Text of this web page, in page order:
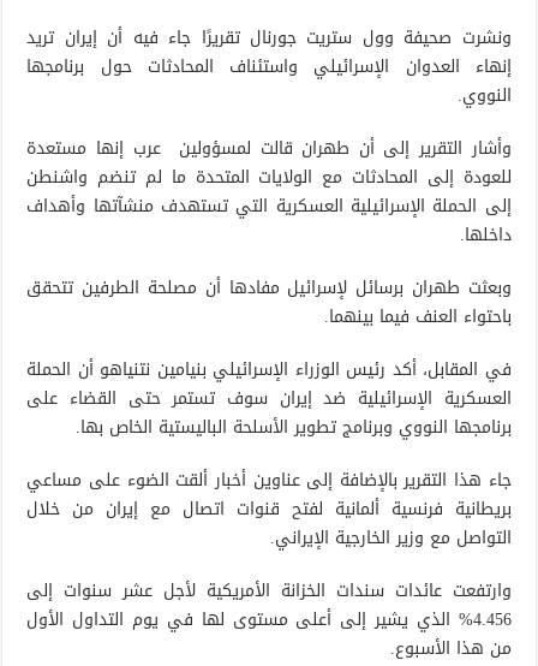
ونشرت صحيفة وول ستريت جورنال تقريرًا جاء فيه أن إيران تريد
إنهاء العدوان الإسرائيلي واستئناف المحادثات حول برنامجها
النووي.
وأشار التقرير إلى أن طهران قالت لمسؤولين عرب إنها مستعدة
للعودة إلى المحادثات مع الولايات المتحدة ما لم تنضم واشنطن
إلى الحملة الإسرائيلية العسكرية التي تستهدف منشآتها وأهداف
داخلها.
وبعثت طهران برسائل لإسرائيل مفادها أن مصلحة الطرفين تتحقق
باحتواء العنف فيما بينهما.
في المقابل، أكد رئيس الوزراء الإسرائيلي بنيامين نتنياهو أن الحملة
العسكرية الإسرائيلية ضد إيران سوف تستمر حتى القضاء على
برنامجها النووي وبرنامج تطوير الأسلحة الباليستية الخاص بها.
جاء هذا التقرير بالإضافة إلى عناوين أخبار ألقت الضوء على مساعي
بريطانية فرنسية ألمانية لفتح قنوات اتصال مع إيران من خلال
التواصل مع وزير الخارجية الإيراني.
وارتفعت عائدات سندات الخزانة الأمريكية لأجل عشر سنوات إلى
4.456% الذي يشير إلى أعلى مستوى لها في يوم التداول الأول
من هذا الأسبوع.